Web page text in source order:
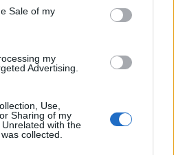
Sale of my
my
Advertising.
Use,
Sharing of my
with the
collected.